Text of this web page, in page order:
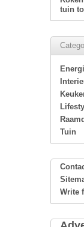
tuin
Tuin
Write